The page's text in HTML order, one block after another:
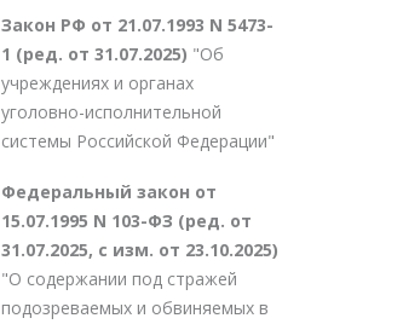
Закон РФ от 21.07.1993 N 5473-
1 (ред. от 31.07.2025) "Об
учреждениях и органах
уголовно-исполнительной
системы Российской Федерации"
Федеральный закон от
15.07.1995 N 103-ФЗ (ред. от
31.07.2025, с изм. от 23.10.2025)
"О содержании под стражей
подозреваемых и обвиняемых в